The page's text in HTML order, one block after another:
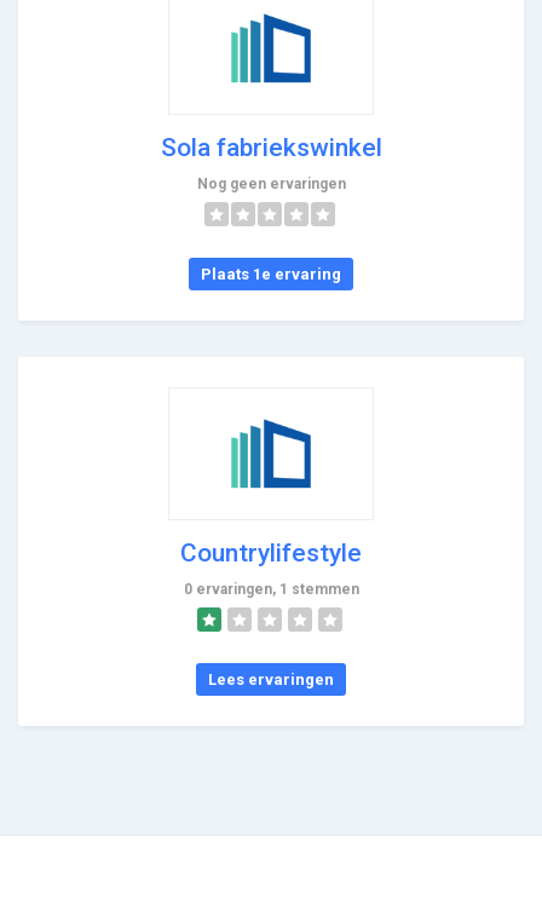
Sola fabriekswinkel
Nog geen ervaringen
Plaats 1e ervaring
Countrylifestyle
0 ervaringen, 1 stemmen
Lees ervaringen